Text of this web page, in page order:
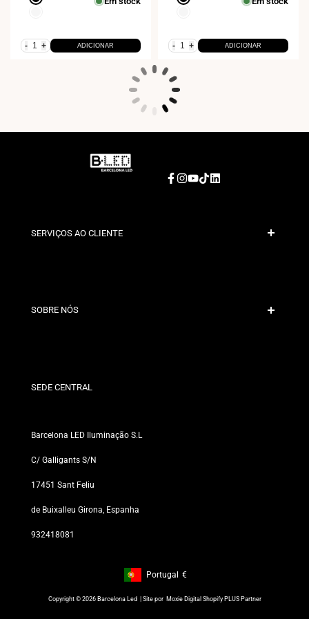
- + ADICIONAR - + ADICIONAR
Facebook
Instagram
YouTube
TikTokLinkedIn
SERVIÇOS AO CLIENTE
Contacto
SOBRE NÓS
Nossas Lojas
SEDE CENTRAL
Barcelona LED Iluminação S.L
C/ Galligants S/N
17451 Sant Feliu
de Buixalleu Girona, Espanha
932418081
Footer: Portugal, €
Portugal €
Copyright © 2026 Barcelona Led | Site por Moxie Digital Shopify PLUS Partner